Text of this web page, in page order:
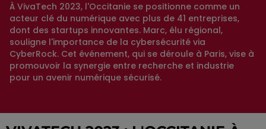
À VivaTech 2023, l'Occitanie se positionne comme un
acteur clé du numérique avec plus de 41 entreprises,
dont des startups innovantes. Marc, élu régional,
souligne l'importance de la cybersécurité via
CyberRock. Cet événement, qui se déroule à Paris, vise à
promouvoir la synergie entre recherche et industrie
pour un avenir numérique sécurisé.